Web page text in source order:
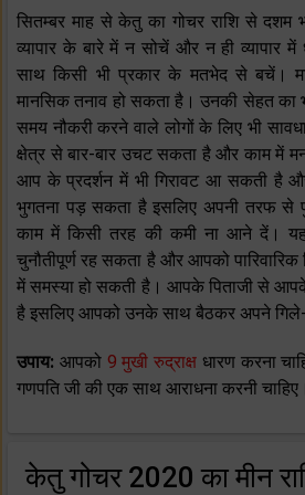
सितम्बर माह से केतु का गोचर राशि से दशम
व्यापार के बारे में न सोचें और न ही व्यापार
साथ किसी भी प्रकार के मतभेद से बचें।
मानसिक तनाव हो सकता है। उनकी सेहत का
समय नौकरी करने वाले लोगों के लिए भी
क्षेत्र से बार-बार उचट सकता है और काम में
आप के प्रदर्शन में भी गिरावट आ सकती है
भुगतना पड़ सकता है इसलिए अपनी तरफ से
काम में किसी तरह की कमी ना आने दें। यह
चुनौतीपूर्ण रह सकता है और आपको पारिवारिक
में समस्या हो सकती है। आपके पिताजी से
है इसलिए आपको उनके साथ बैठकर अपने गिले-
उपाय: आपको 9 मुखी रुद्राक्ष धारण करना
गणपति जी की एक साथ आराधना करनी चाहिए।
केतु गोचर 2020 का मीन